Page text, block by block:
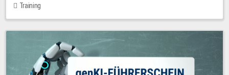
Training